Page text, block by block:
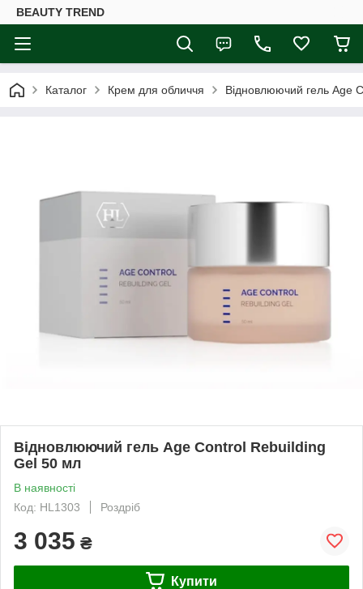
BEAUTY TREND
Каталог Крем для обличчя Відновлюючий гель Age
Відновлюючий гель Age Control Rebuilding
Gel 50 мл
В наявності
Код: HL1303
Роздріб
3 035 ₴
Купити